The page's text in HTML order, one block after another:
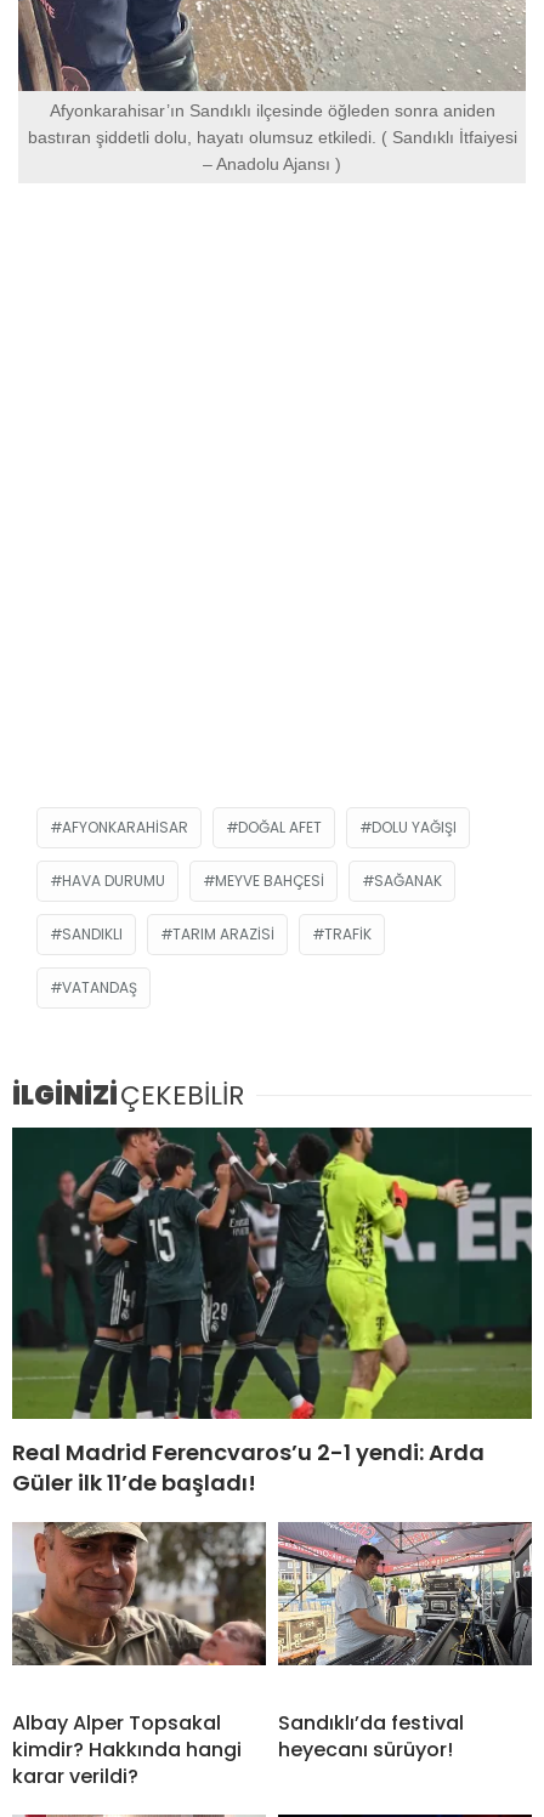
Afyonkarahisar’ın Sandıklı ilçesinde öğleden sonra aniden
bastıran şiddetli dolu, hayatı olumsuz etkiledi. ( Sandıklı İtfaiyesi
– Anadolu Ajansı )
AFYONKARAHISAR DOĞAL AFET DOLU YAĞIŞI
HAVA DURUMU MEYVE BAHÇESI SAĞANAK
SANDIKLI TARIM ARAZISI TRAFIK
VATANDAŞ
İLGİNİZİÇEKEBİLİR
Real Madrid Ferencvaros’u 2-1 yendi: Arda
Güler ilk 11’de başladı!
Albay Alper Topsakal
kimdir? Hakkında hangi
karar verildi?
Sandıklı’da festival
heyecanı sürüyor!